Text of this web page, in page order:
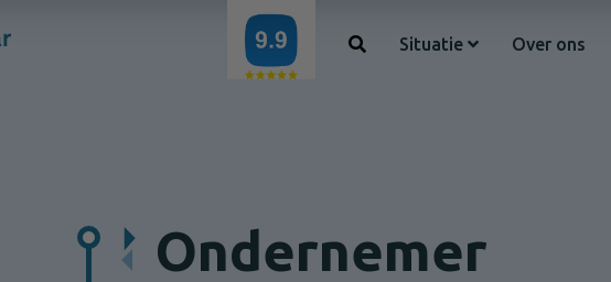
Situatie Over ons
Ondernemer